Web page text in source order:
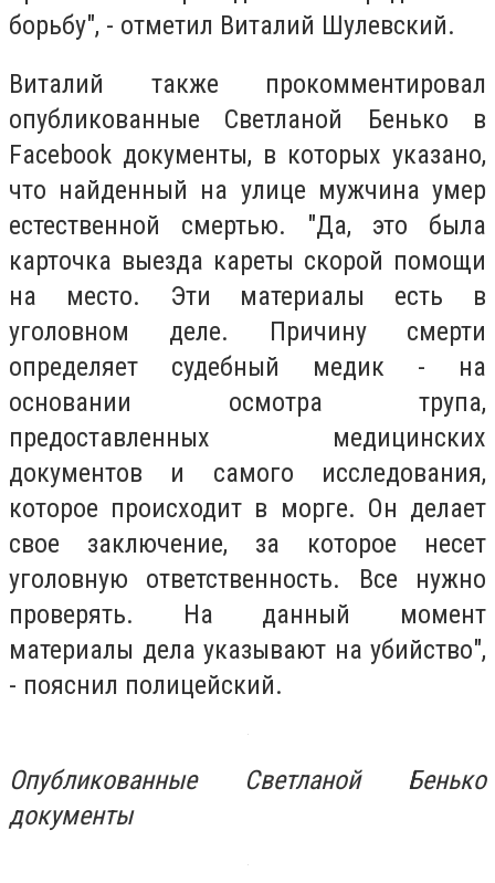
борьбу", - отметил Виталий Шулевский.
Виталий также прокомментировал
опубликованные Светланой Бенько в
Facebook документы, в которых указано,
что найденный на улице мужчина умер
естественной смертью. "Да, это была
карточка выезда кареты скорой помощи
на место. Эти материалы есть в
уголовном деле. Причину смерти
определяет судебный медик - на
основании осмотра трупа,
предоставленных медицинских
документов и самого исследования,
которое происходит в морге. Он делает
свое заключение, за которое несет
уголовную ответственность. Все нужно
проверять. На данный момент
материалы дела указывают на убийство",
- пояснил полицейский.
Опубликованные Светланой Бенько
документы